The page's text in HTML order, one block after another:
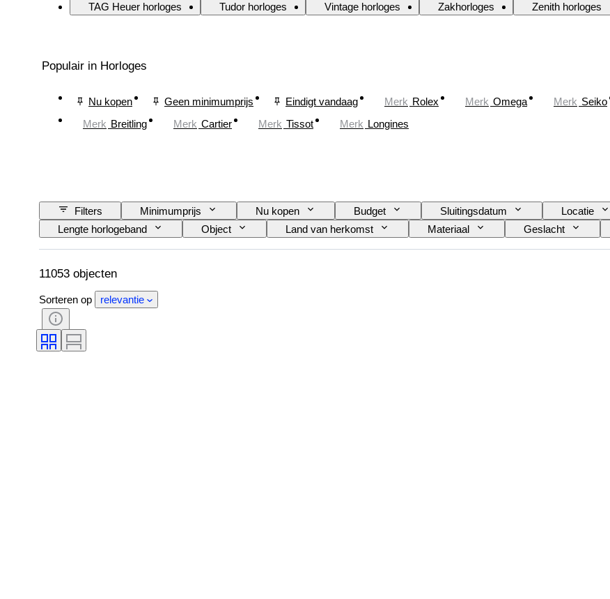
TAG Heuer horloges
Tudor horloges Vintage horloges Zakhorloges Zenith horloges
Populair in Horloges
Nu kopen Geen minimumprijs Eindigt vandaag Merk Rolex Merk Omega Merk Seiko
Merk Breitling Merk Cartier Merk Tissot Merk Longines
Filters Minimumprijs Nu kopen Budget Sluitingsdatum Locatie
Lengte horlogeband
Object Land van herkomst Materiaal Geslacht
Onderwerp
Stijl Band Oplage Taal Kleur Horloge
11053 objecten
Sorteren op relevantie